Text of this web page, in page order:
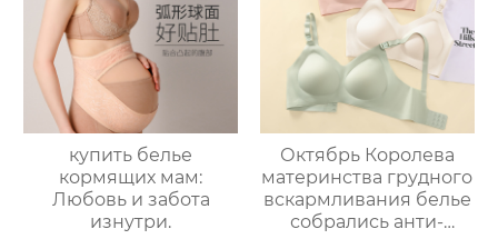
купить белье
кормящих мам:
Любовь и забота
изнутри.
Октябрь Королева
материнства грудного
вскармливания белье
собрались анти-